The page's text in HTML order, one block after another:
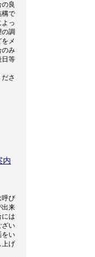
良
構で
よっ
の調
メ
のみ
日等
さ
内
呼び
出来
には
ざい
をい
上げ